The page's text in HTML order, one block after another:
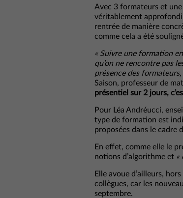
Avec 3 formateurs et
véritablement
rentrée de manière
comme cela a été
« Suivre une formation
qu’on ne rencontre pas
présence des
Saison, professeur de
présentiel sur 2 jours,
Pour Léa Andréucci,
type de formation est
proposées dans le cadre
En effet, comme elle le
notions d’algorithme et «
Elle avoue d’ailleurs,
collègues, car les
septembre.